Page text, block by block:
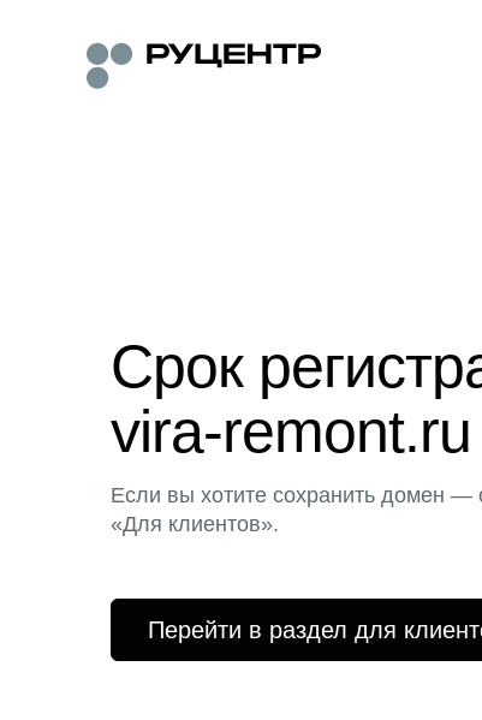
Срок
vira-remont.ru
Если вы хотите сохранить домен —
«Для клиентов».
Перейти в раздел для